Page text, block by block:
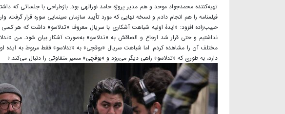
تهیه‌کننده محمدجواد موحد و هم مدیر پروژه حامد نورالهی بود. بازطراحی با جلساتی
فیلمنامه را هم انجام دادم و نسخه نهایی که مورد تأیید سازمان سینمایی سوره قرار گرفت،
حبیب‌زاده افزود: «ایدۀ اولیه شباهت آشکاری با سریال معروف «تدلاسو» داشت که هر
نداشتیم و حتی قرار شد ارجاع و الصاقش به «تدلاسو» به‌صورت آشکار بیان شود. من
مختلف آن را مشاهده کردم. اما شباهت سریال «بوقچی» به «تدلاسو» فقط مربوط به
دارد، به طوری که «تدلاسو» راهی دیگر می‌رود و «بوقچی» مسیر متفاوتی را دنبال می‌کند.»